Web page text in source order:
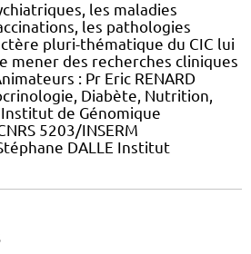
les maladies
les pathologies
pluri-thématique du CIC lui
mener des recherches cliniques
: Pr Eric RENARD
Diabète, Nutrition,
de Génomique
5203/INSERM
DALLE Institut